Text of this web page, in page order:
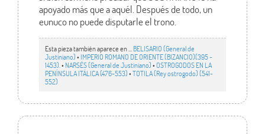
apoyado más que a aquél. Después de todo, un
eunuco no puede disputarle el trono.
Esta pieza también aparece en ... BELISARIO (General de
Justiniano)• IMPERIO ROMANO DE ORIENTE (BIZANCIO)(395 -
1453). • NARSÉS (General de Justiniano)•OSTROGODOS EN LA
PENÍNSULA ITÁLICA (476-553)•TOTILA (Rey ostrogodo) (541-
552)